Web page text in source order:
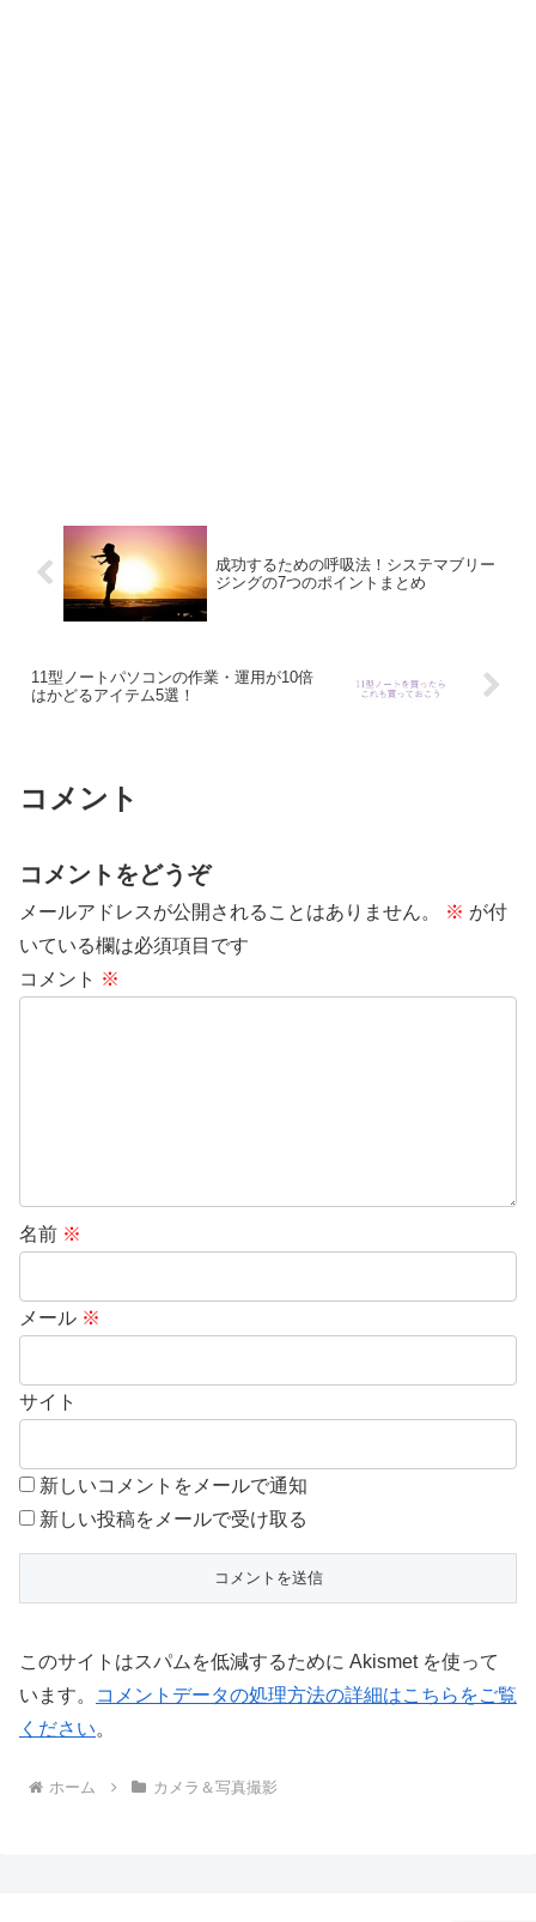
成功するための呼吸法！システマブリー
ジングの7つのポイントまとめ
11型ノートパソコンの作業・運用が10倍
はかどるアイテム5選！
コメント
コメントをどうぞ
メールアドレスが公開されることはありません。 ※ が付
いている欄は必須項目です
コメント ※
名前 ※
メール ※
サイト
新しいコメントをメールで通知
新しい投稿をメールで受け取る
このサイトはスパムを低減するために Akismet を使って
います。
コメントデータの処理方法の詳細はこちらをご覧
ください。
ホーム カメラ＆写真撮影